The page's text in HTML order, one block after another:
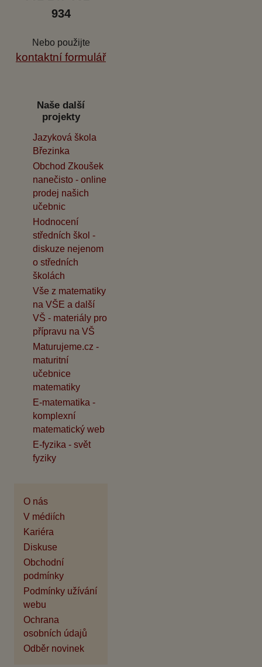
934
Nebo použijte
kontaktní formulář
Naše další
projekty
Jazyková škola
Březinka
Obchod Zkoušek
nanečisto - online
prodej našich
učebnic
Hodnocení
středních škol -
diskuze nejenom
o středních
školách
Vše z matematiky
na VŠE a další
VŠ - materiály pro
přípravu na VŠ
Maturujeme.cz -
maturitní
učebnice
matematiky
E-matematika -
komplexní
matematický web
E-fyzika - svět
fyziky
O nás
V médiích
Kariéra
Diskuse
Obchodní
podmínky
Podmínky užívání
webu
Ochrana
osobních údajů
Odběr novinek